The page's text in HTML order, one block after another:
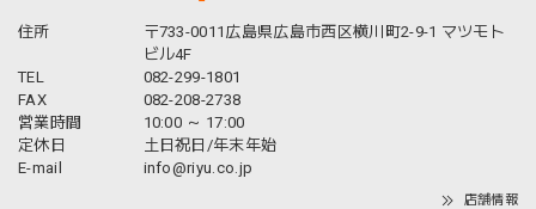
住所
〒733-0011広島県広島市西区横川町2-9-1 マツモト
ビル4F
TEL
082-299-1801
FAX
082-208-2738
営業時間
10:00 ～ 17:00
定休日
土日祝日/年末年始
E-mail
info@riyu.co.jp
店舗情報